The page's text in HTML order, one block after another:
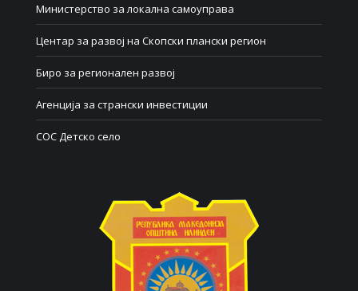
Министерство за локална самоуправа
Центар за развој на Скопски плански регион
Биро за регионален развој
Агенција за странски инвестиции
СОС Детско село